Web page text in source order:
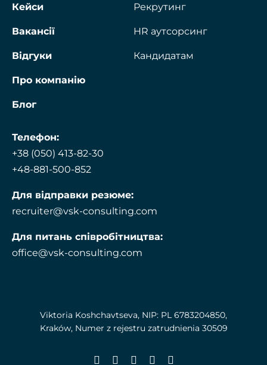
Кейси
Вакансії
Відгуки
Про компанію
Блог
Рекрутинг
HR аутсорсинг
Кандидатам
Телефон:
+38 (050) 413-82-30
+48-881-500-852
Для відправки резюме:
recruiter@vsk-consulting.com
Для питань співробітництва:
office@vsk-consulting.com
Viktoria Koshchavtseva, NIP: PL 6783204850,
Kraków, Numer z rejestru zatrudnienia 30509